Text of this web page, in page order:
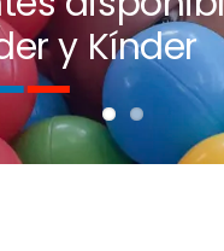
y Kínder